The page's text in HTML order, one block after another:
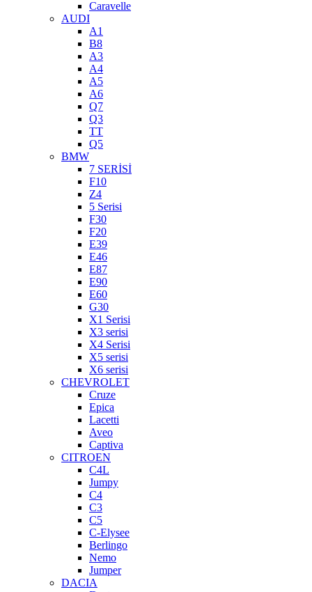
Caravelle
AUDI
A1
B8
A3
A4
A5
A6
Q7
Q3
TT
Q5
BMW
7 SERİSİ
F10
Z4
5 Serisi
F30
F20
E39
E46
E87
E90
E60
G30
X1 Serisi
X3 serisi
X4 Serisi
X5 serisi
X6 serisi
CHEVROLET
Cruze
Epica
Lacetti
Aveo
Captiva
CITROEN
C4L
Jumpy
C4
C3
C5
C-Elysee
Berlingo
Nemo
Jumper
DACIA